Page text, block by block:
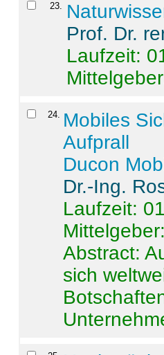
23.
Prof. Dr.
Laufzeit:
24. Mobiles
Aufprall
Ducon
Dr.-Ing.
Laufzeit:
Abstract:
sich